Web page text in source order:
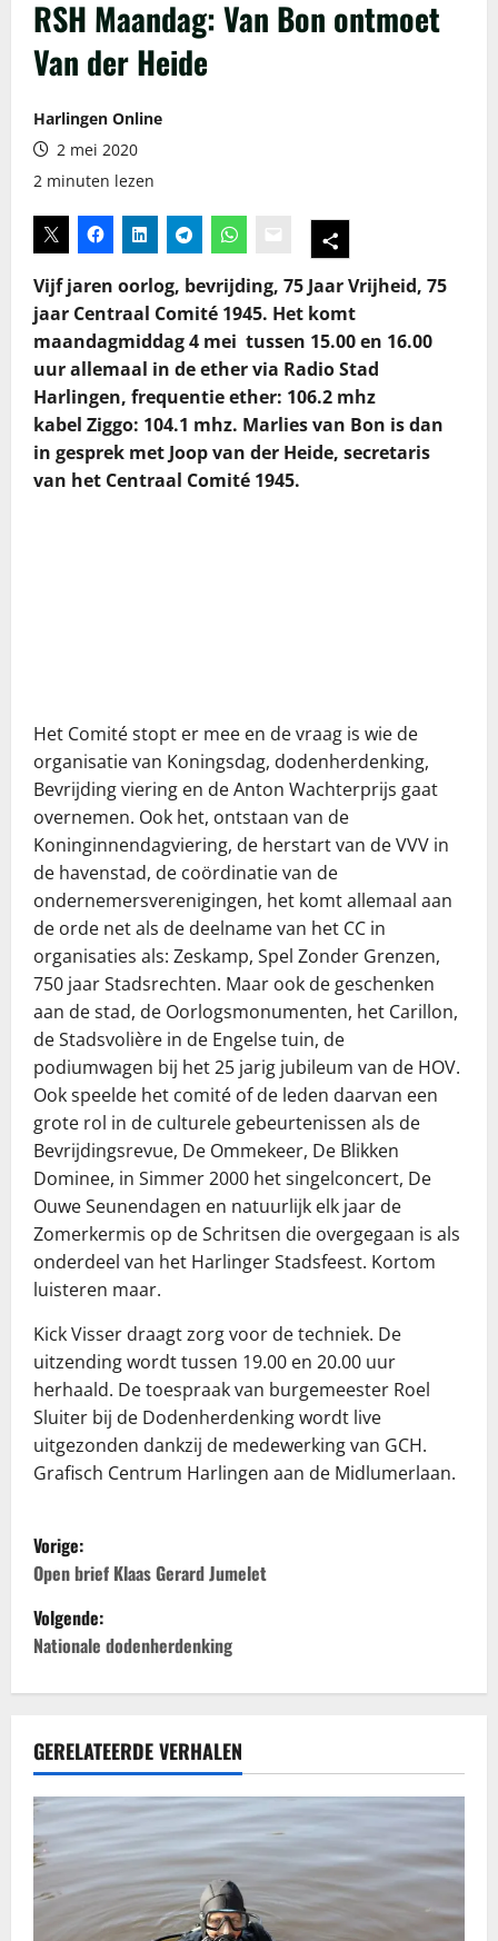
RSH Maandag: Van Bon ontmoet
Van der Heide
Harlingen Online
2 mei 2020
2 minuten lezen
Vijf jaren oorlog, bevrijding, 75 Jaar Vrijheid, 75
jaar Centraal Comité 1945. Het komt
maandagmiddag 4 mei tussen 15.00 en 16.00
uur allemaal in de ether via Radio Stad
Harlingen, frequentie ether: 106.2 mhz
kabel Ziggo: 104.1 mhz. Marlies van Bon is dan
in gesprek met Joop van der Heide, secretaris
van het Centraal Comité 1945.
Het Comité stopt er mee en de vraag is wie de
organisatie van Koningsdag, dodenherdenking,
Bevrijding viering en de Anton Wachterprijs gaat
overnemen. Ook het, ontstaan van de
Koninginnendagviering, de herstart van de VVV in
de havenstad, de coördinatie van de
ondernemersverenigingen, het komt allemaal aan
de orde net als de deelname van het CC in
organisaties als: Zeskamp, Spel Zonder Grenzen,
750 jaar Stadsrechten. Maar ook de geschenken
aan de stad, de Oorlogsmonumenten, het Carillon,
de Stadsvolière in de Engelse tuin, de
podiumwagen bij het 25 jarig jubileum van de HOV.
Ook speelde het comité of de leden daarvan een
grote rol in de culturele gebeurtenissen als de
Bevrijdingsrevue, De Ommekeer, De Blikken
Dominee, in Simmer 2000 het singelconcert, De
Ouwe Seunendagen en natuurlijk elk jaar de
Zomerkermis op de Schritsen die overgegaan is als
onderdeel van het Harlinger Stadsfeest. Kortom
luisteren maar.
Kick Visser draagt zorg voor de techniek. De
uitzending wordt tussen 19.00 en 20.00 uur
herhaald. De toespraak van burgemeester Roel
Sluiter bij de Dodenherdenking wordt live
uitgezonden dankzij de medewerking van GCH.
Grafisch Centrum Harlingen aan de Midlumerlaan.
B
e
r
h
t
n
a
Vorige:
Open brief Klaas Gerard Jumelet
Volgende:
Nationale dodenherdenking
GERELATEERDE VERHALEN